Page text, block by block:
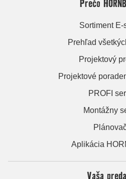
Prečo
Sortiment E-
Prehľad
Projektový
Projektové
PROFI
Montážny
Aplikácia
Vaša